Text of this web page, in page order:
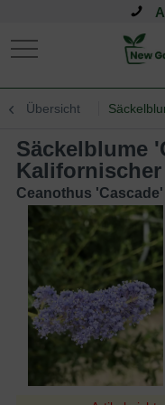
Übersicht
Säckelblume 'Cascade' /
Ceanothus 'Cascade'